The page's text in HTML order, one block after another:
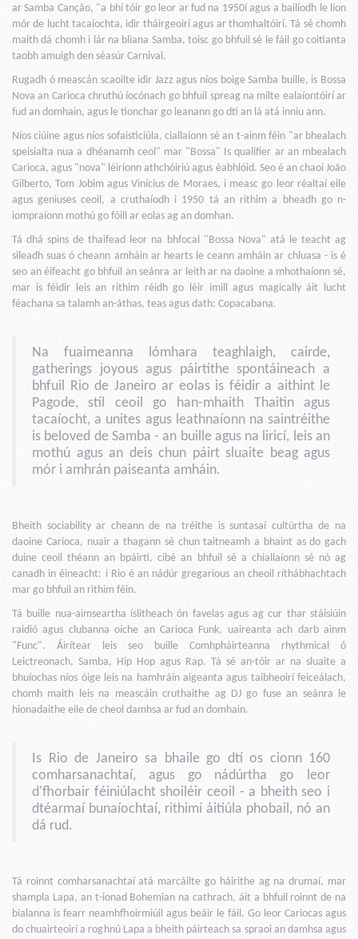
ar Samba Canção, "a bhí tóir go leor ar fud na 1950í agus a bailíodh le líon
mór de lucht tacaíochta, idir tháirgeoirí agus ar thomhaltóirí. Tá sé chomh
maith dá chomh i lár na bliana Samba, toisc go bhfuil sé le fáil go coitianta
taobh amuigh den séasúr Carnival.
Rugadh ó meascán scaoilte idir Jazz agus níos boige Samba buille, is Bossa
Nova an Carioca chruthú íocónach go bhfuil spreag na mílte ealaíontóirí ar
fud an domhain, agus le tionchar go leanann go dtí an lá atá inniu ann.
Níos ciúine agus níos sofaisticiúla, ciallaíonn sé an t-ainm féin "ar bhealach
speisialta nua a dhéanamh ceol" mar "Bossa" Is qualifier ar an mbealach
Carioca, agus "nova" léiríonn athchóiriú agus éabhlóid. Seo é an chaoi João
Gilberto, Tom Jobim agus Vinícius de Moraes, i measc go leor réaltaí eile
agus geniuses ceoil, a cruthaíodh i 1950 tá an rithim a bheadh go n-
iompraíonn mothú go fóill ar eolas ag an domhan.
Tá dhá spins de thaifead leor na bhfocal "Bossa Nova" atá le teacht ag
sileadh suas ó cheann amháin ar hearts le ceann amháin ar chluasa - is é
seo an éifeacht go bhfuil an seánra ar leith ar na daoine a mhothaíonn sé,
mar is féidir leis an rithim réidh go léir imill agus magically áit lucht
féachana sa talamh an-áthas, teas agus dath: Copacabana.
Na fuaimeanna lómhara teaghlaigh, cairde,
gatherings joyous agus páirtithe spontáineach a
bhfuil Rio de Janeiro ar eolas is féidir a aithint le
Pagode, stíl ceoil go han-mhaith Thaitin agus
tacaíocht, a unites agus leathnaíonn na saintréithe
is beloved de Samba - an buille agus na liricí, leis an
mothú agus an deis chun páirt sluaite beag agus
mór i amhrán paiseanta amháin.
Bheith sociability ar cheann de na tréithe is suntasaí cultúrtha de na
daoine Carioca, nuair a thagann sé chun taitneamh a bhaint as do gach
duine ceoil théann an bpáirtí, cibé an bhfuil sé a chiallaíonn sé nó ag
canadh in éineacht: i Rio é an nádúr gregarious an cheoil ríthábhachtach
mar go bhfuil an rithim féin.
Tá buille nua-aimseartha íslitheach ón favelas agus ag cur thar stáisiúin
raidió agus clubanna oíche an Carioca Funk, uaireanta ach darb ainm
"Func". Áirítear leis seo buille Comhpháirteanna rhythmical ó
Leictreonach, Samba, Hip Hop agus Rap. Tá sé an-tóir ar na sluaite a
bhuíochas níos óige leis na hamhráin aigeanta agus taibheoirí feiceálach,
chomh maith leis na meascáin cruthaithe ag DJ go fuse an seánra le
hionadaithe eile de cheol damhsa ar fud an domhain.
Is Rio de Janeiro sa bhaile go dtí os cionn 160
comharsanachtaí, agus go nádúrtha go leor
d'fhorbair féiniúlacht shoiléir ceoil - a bheith seo i
dtéarmaí bunaíochtaí, rithimí áitiúla phobail, nó an
dá rud.
Tá roinnt comharsanachtaí atá marcáilte go háirithe ag na drumaí, mar
shampla Lapa, an t-ionad Bohemian na cathrach, áit a bhfuil roinnt de na
bialanna is fearr neamhfhoirmiúil agus beáir le fáil. Go leor Cariocas agus
do chuairteoirí a roghnú Lapa a bheith páirteach sa spraoi an damhsa agus